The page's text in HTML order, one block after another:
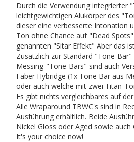
Durch die Verwendung integrierter
leichtgewichtigen Alukörper des
dieser eine verbesserte Intonation
Ton ohne Chance auf "Dead
genannten "Sitar Effekt" Aber das
Zusätzlich zur Standard "Tone-
Messing-"Tone-Bars" sind auch
Faber Hybridge (1x Tone Bar aus
oder auch welche mit zwei Titan-
Es gibt nichts vergleichbares auf
Alle Wraparound TBWC's sind in
Ausführung erhältlich. Beide
Nickel Gloss oder Aged sowie auch
It's your choice now!